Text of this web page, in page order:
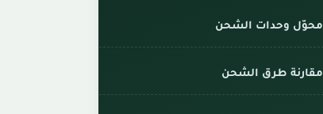
محوّل وحدات الشحن
مقارنة طرق الشحن